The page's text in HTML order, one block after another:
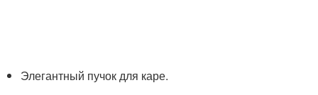
Элегантный пучок для каре.